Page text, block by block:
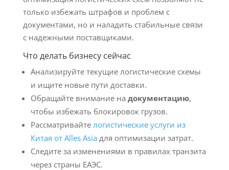
только избежать штрафов и проблем с
документами, но и наладить стабильные связи
с надежными поставщиками.
Что делать бизнесу сейчас
Анализируйте текущие логистические схемы
и ищите новые пути доставки.
Обращайте внимание на документацию,
чтобы избежать блокировок грузов.
Рассматривайте логистические услуги из
Китая от Alles Asia для оптимизации затрат.
Следите за изменениями в правилах транзита
через страны ЕАЭС.